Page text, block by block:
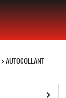
> AUTOCOLLANT